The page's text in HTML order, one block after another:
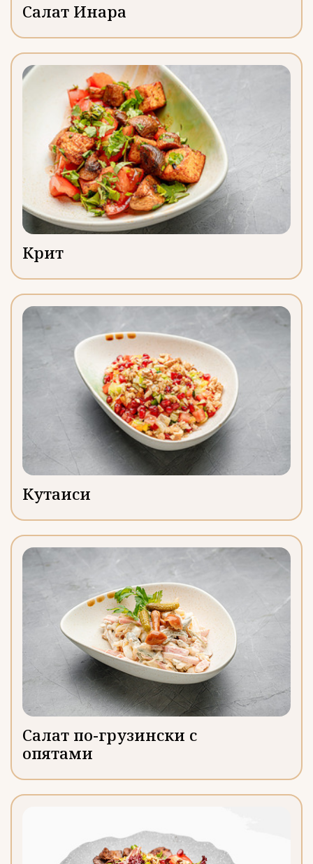
Салат Инара
Крит
Кутаиси
Салат по-грузински с
опятами